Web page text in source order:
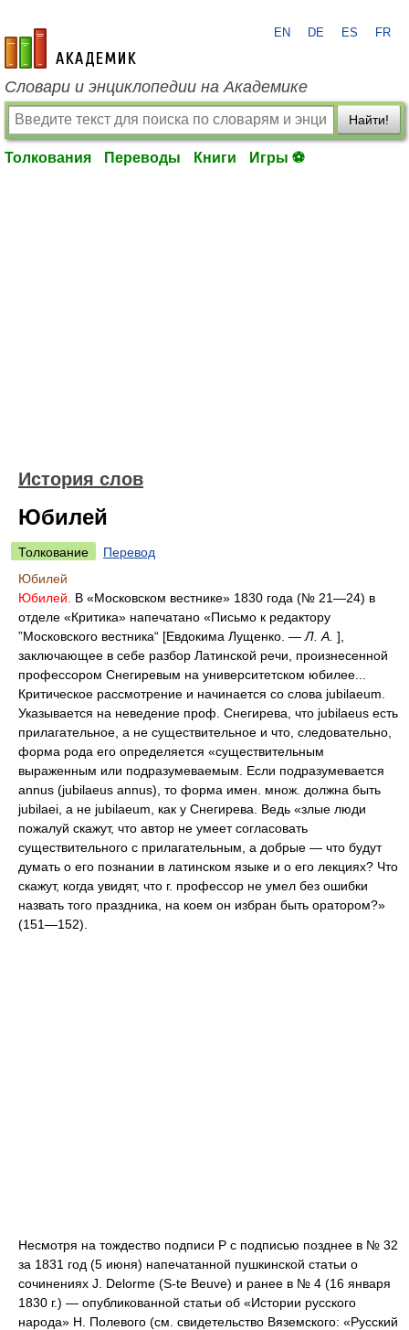
academic.ru
EN DE ES FR
Словари и энциклопедии на Академике
Найти!
Толкования Переводы Книги Игры ⚽
История слов
Юбилей
Толкование
Перевод
Юбилей
Юбилей. В «Московском вестнике» 1830 года (№ 21—24) в
отделе «Критика» напечатано «Письмо к редактору
”Московского вестника“ [Евдокима Лущенко. — Л. А. ],
заключающее в себе разбор Латинской речи, произнесенной
профессором Снегиревым на университетском юбилее...
Критическое рассмотрение и начинается со слова jubilaeum.
Указывается на неведение проф. Снегирева, что jubilaeus есть
прилагательное, а не существительное и что, следовательно,
форма рода его определяется «существительным
выраженным или подразумеваемым. Если подразумевается
annus (jubilaeus annus), то форма имен. множ. должна быть
jubilaei, а не jubilaeum, как у Снегирева. Ведь «злые люди
пожалуй скажут, что автор не умеет согласовать
существительного с прилагательным, а добрые — что будут
думать о его познании в латинском языке и о его лекциях? Что
скажут, когда увидят, что г. профессор не умел без ошибки
назвать того праздника, на коем он избран быть оратором?»
(151—152).
Несмотря на тождество подписи Р с подписью позднее в № 32
за 1831 год (5 июня) напечатанной пушкинской статьи о
сочинениях J. Delorme (S-te Beuve) и ранее в № 4 (16 января
1830 г.) — опубликованной статьи об «Истории русского
народа» Н. Полевого (см. свидетельство Вяземского: «Русский